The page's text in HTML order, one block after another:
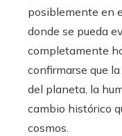
posiblemente en
donde se pueda
completamente
confirmarse que
del planeta, la
cambio histórico
cosmos.